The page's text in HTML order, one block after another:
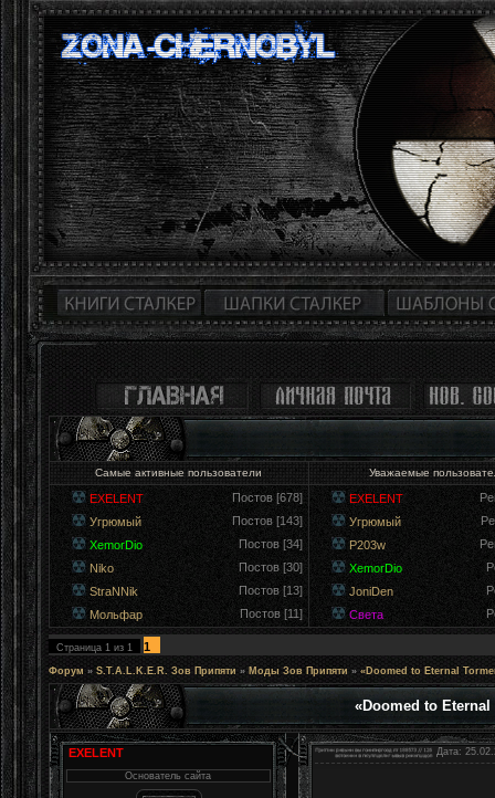
Самые активные пользователи Уважаемые
EXELENT
Постов [678]
Угрюмый
Постов [143]
XemorDio
Постов [34]
Niko
Постов [30]
StraNNik
Постов [13]
Мольфар
Постов [11]
EXELENT
Угрюмый
P203w
XemorDio
JoniDen
Света
Страница 1 из 1 1
Форум » S.T.A.L.K.E.R. Зов Припяти » Моды Зов Припяти » «Doomed to Eternal
«Doomed to
EXELENT
Основатель сайта
Дата: